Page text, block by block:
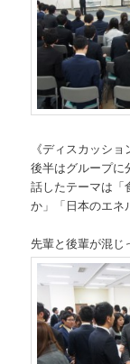
《ディスカッショ
後半はグループに
話したテーマは「
か」「日本のエネ
先輩と後輩が混じ